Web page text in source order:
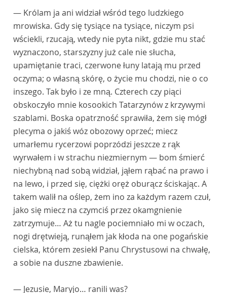
— Królam ja ani widział wśród tego ludzkiego
mrowiska. Gdy się tysiące na tysiące, niczym psi
wściekli, rzucają, wtedy nie pyta nikt, gdzie mu stać
wyznaczono, starszyzny już cale nie słucha,
upamiętanie traci, czerwone łuny latają mu przed
oczyma; o własną skórę, o życie mu chodzi, nie o co
inszego. Tak było i ze mną. Czterech czy piąci
obskoczyło mnie kosookich Tatarzynów z krzywymi
szablami. Boska opatrzność sprawiła, żem się mógł
plecyma o jakiś wóz obozowy oprzeć; miecz
umarłemu rycerzowi poprzódzi jeszcze z rąk
wyrwałem i w strachu niezmiernym — bom śmierć
niechybną nad sobą widział, jąłem rąbać na prawo i
na lewo, i przed się, ciężki oręż oburącz ściskając. A
takem walił na oślep, żem ino za każdym razem czuł,
jako się miecz na czymciś przez okamgnienie
zatrzymuje… Aż tu nagle pociemniało mi w oczach,
nogi drętwieją, runąłem jak kłoda na one pogańskie
cielska, którem zesiekł Panu Chrystusowi na chwałę,
a sobie na duszne zbawienie.
— Jezusie, Maryjo… ranili was?